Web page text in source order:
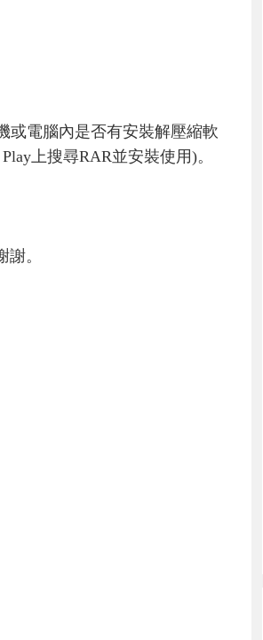
或電腦內是否有安裝解壓縮軟
上搜尋RAR並安裝使用)。
。